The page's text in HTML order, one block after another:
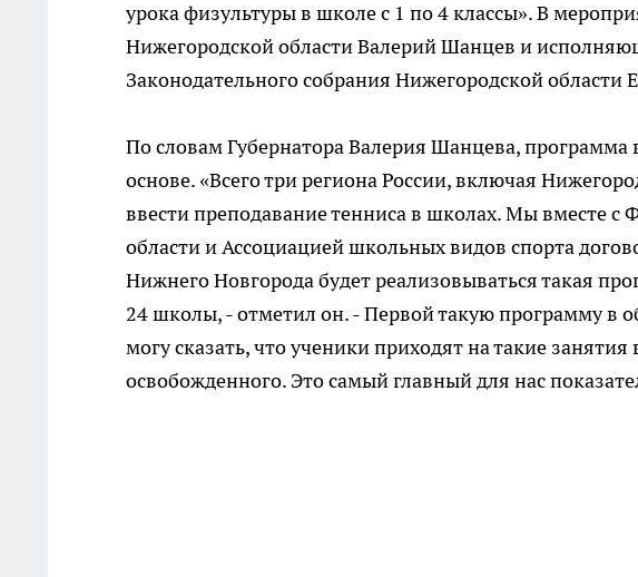
урока физультуры в школе с 1 по 4 классы». В
Нижегородской области Валерий Шанцев и
Законодательного собрания Нижегородской области
По словам Губернатора Валерия Шанцева,
основе. «Всего три региона России, включая
ввести преподавание тенниса в школах. Мы вместе с
области и Ассоциацией школьных видов спорта
Нижнего Новгорода будет реализовываться такая
24 школы, - отметил он. - Первой такую программу в
могу сказать, что ученики приходят на такие
освобожденного. Это самый главный для нас